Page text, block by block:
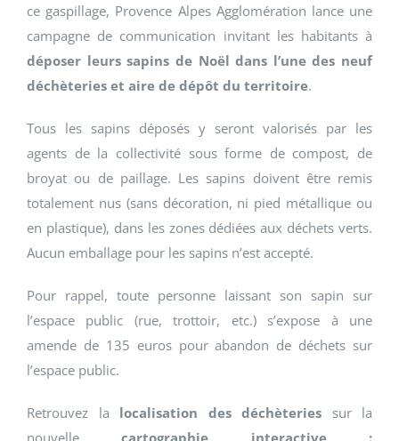
ce gaspillage, Provence Alpes Agglomération lance une
campagne de communication invitant les habitants à
déposer leurs sapins de Noël dans l’une des neuf
déchèteries et aire de dépôt du territoire.
Tous les sapins déposés y seront valorisés par les
agents de la collectivité sous forme de compost, de
broyat ou de paillage. Les sapins doivent être remis
totalement nus (sans décoration, ni pied métallique ou
en plastique), dans les zones dédiées aux déchets verts.
Aucun emballage pour les sapins n’est accepté.
Pour rappel, toute personne laissant son sapin sur
l’espace public (rue, trottoir, etc.) s’expose à une
amende de 135 euros pour abandon de déchets sur
l’espace public.
Retrouvez la localisation des déchèteries sur la
nouvellecartographie interactive :